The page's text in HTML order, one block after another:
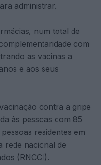
administrar.
num total de
com
as vacinas a
e aos seus
contra a gripe
às pessoas com 85
residentes em
rede nacional de
(RNCCI).